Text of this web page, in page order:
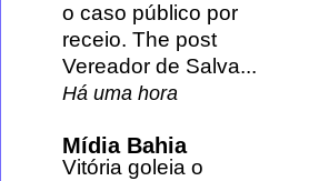
o caso público por
receio. The post
Vereador de Salva...
Há uma hora
Mídia Bahia
Vitória goleia o